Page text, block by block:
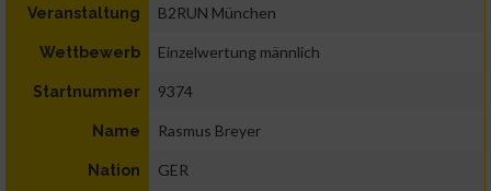
Veranstaltung B2RUN München
Wettbewerb Einzelwertung männlich
Startnummer 9374
Name Rasmus Breyer
Nation GER